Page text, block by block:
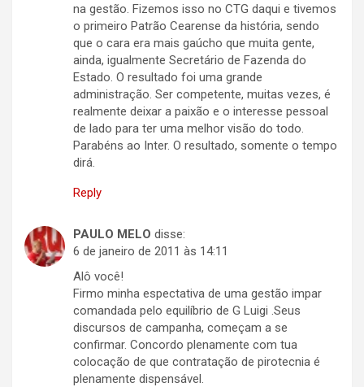
na gestão. Fizemos isso no CTG daqui e tivemos
o primeiro Patrão Cearense da história, sendo
que o cara era mais gaúcho que muita gente,
ainda, igualmente Secretário de Fazenda do
Estado. O resultado foi uma grande
administração. Ser competente, muitas vezes, é
realmente deixar a paixão e o interesse pessoal
de lado para ter uma melhor visão do todo.
Parabéns ao Inter. O resultado, somente o tempo
dirá.
Reply
PAULO MELO disse:
6 de janeiro de 2011 às 14:11
Alô você!
Firmo minha espectativa de uma gestão impar
comandada pelo equilíbrio de G Luigi .Seus
discursos de campanha, começam a se
confirmar. Concordo plenamente com tua
colocação de que contratação de pirotecnia é
plenamente dispensável.